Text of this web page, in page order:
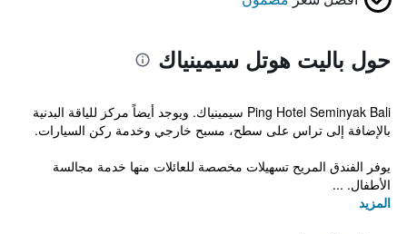
حول باليت هوتل سيمينياك
Ping Hotel Seminyak Bali سيمينياك. ويوجد أيضاً مركز للياقة البدنية
بالإضافة إلى تراس على سطح، مسبح خارجي وخدمة ركن السيارات.
يوفر الفندق المريح تسهيلات مخصصة للعائلات منها خدمة مجالسة
الأطفال. ...
المزيد